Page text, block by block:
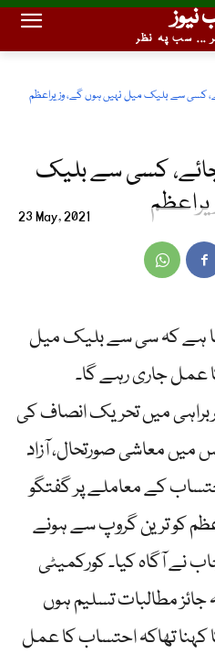
... سب پہ نظر
کسی سے بلیک میل نہیں ہوں گے، وزیراعظم
کسی سے بلیک
23 May, 2021
ہے کہ سی سے بلیک میل
عمل جاری رہے گا۔
میں تحریک انصاف کی
میں معاشی صورتحال، آزاد
کے معاملے پر گفتگو
کو ترین گروپ سے ہونے
نے آگاہ کیا۔ کورکمیٹی
جائز مطالبات تسلیم ہوں
کہنا تھاکہ احتساب کا عمل